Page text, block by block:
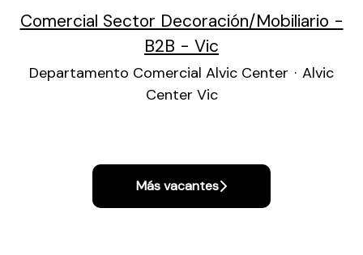
Comercial Sector Decoración/Mobiliario -
B2B - Vic
Departamento Comercial Alvic Center · Alvic
Center Vic
Más vacantes